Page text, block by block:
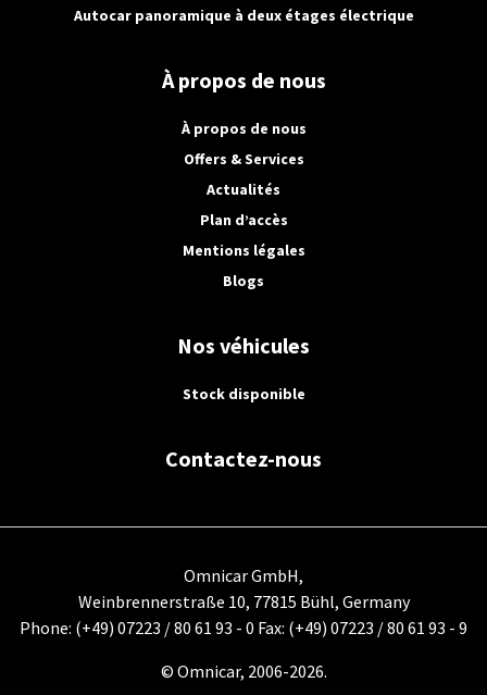
Autocar panoramique à deux étages électrique
À propos de nous
À propos de nous
Offers & Services
Actualités
Plan d’accès
Mentions légales
Blogs
Nos véhicules
Stock disponible
Contactez-nous
Omnicar GmbH,
Weinbrennerstraße 10, 77815 Bühl, Germany
Phone: (+49) 07223 / 80 61 93 - 0 Fax: (+49) 07223 / 80 61 93 - 9
© Omnicar, 2006-2026.